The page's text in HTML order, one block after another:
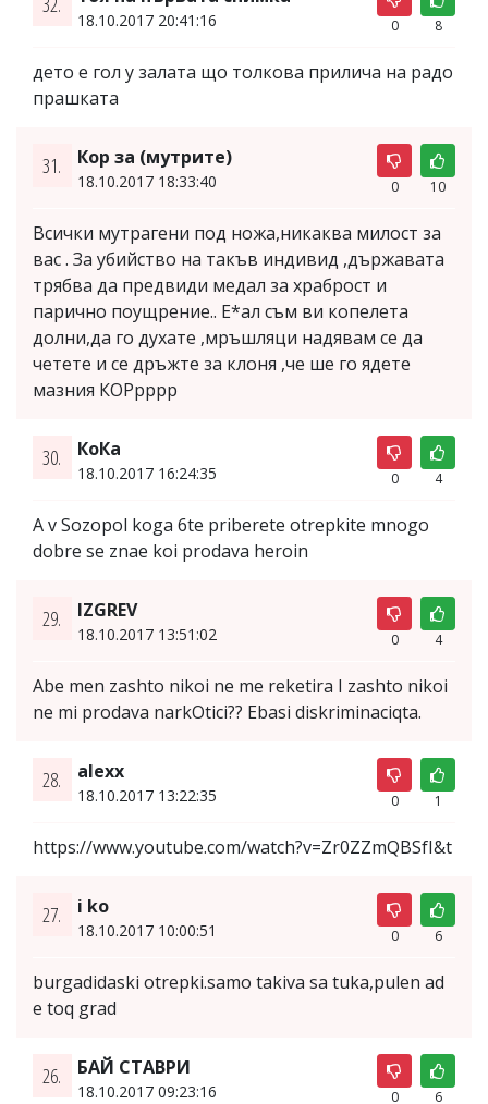
18.10.2017 20:41:16 0 8
дето е гол у залата що толкова прилича на радо
прашката
31. Кор за (мутрите)
18.10.2017 18:33:40 0 10
Всички мутрагени под ножа,никаква милост за
вас . За убийство на такъв индивид ,държавата
трябва да предвиди медал за храброст и
парично поущрение.. Е*ал съм ви копелета
долни,да го духате ,мръшляци надявам се да
четете и се дръжте за клоня ,че ше го ядете
мазния КОРрррр
30. КоКа
18.10.2017 16:24:35 0 4
A v Sozopol koga 6te priberete otrepkite mnogo
dobre se znae koi prodava heroin
29. IZGREV
18.10.2017 13:51:02 0 4
Abe men zashto nikoi ne me reketira I zashto nikoi
ne mi prodava narkOtici?? Ebasi diskriminaciqta.
28. alexx
18.10.2017 13:22:35 0 1
https://www.youtube.com/watch?v=Zr0ZZmQBSfI&t
27. i ko
18.10.2017 10:00:51 0 6
burgadidaski otrepki.samo takiva sa tuka,pulen ad
e toq grad
26. БАЙ СТАВРИ
18.10.2017 09:23:16 0 6